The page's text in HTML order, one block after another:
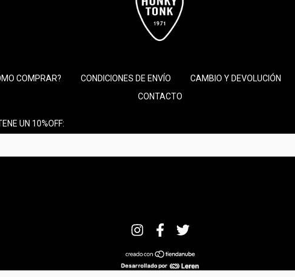
COMPRAR? CONDICIONES DE ENVÍO CAMBIO Y DEVOLUCIÓN
CONTACTO
UN 10%OFF: